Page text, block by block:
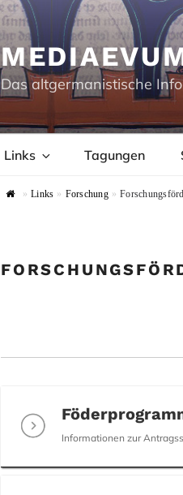
Das altgermanistische
Links Tagungen
» Links » Forschung »
Informationen zur